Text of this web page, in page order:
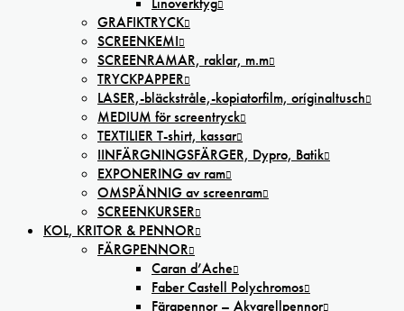
GRAFIKTRYCK
SCREENKEMI
SCREENRAMAR, raklar, m.m
TRYCKPAPPER
LASER,-bläckstråle,-kopiatorfilm, oríginaltusch
MEDIUM för screentryck
TEXTILIER T-shirt, kassar
IINFÄRGNINGSFÄRGER, Dypro, Batik
EXPONERING av ram
OMSPÄNNIG av screenram
SCREENKURSER
KOL, KRITOR & PENNOR
FÄRGPENNOR
Caran d’Ache
Faber Castell Polychromos
Färgpennor – Akvarellpennor